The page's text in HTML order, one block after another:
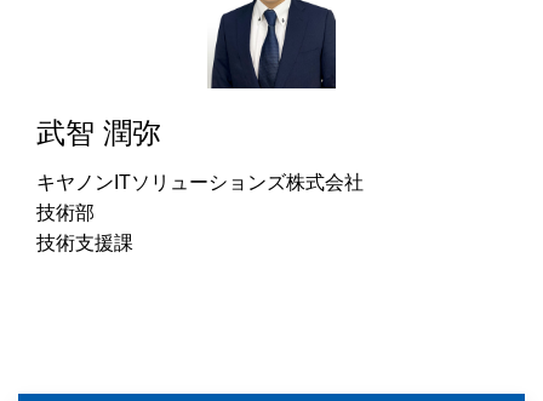
武智 潤弥
キヤノンITソリューションズ株式会社
技術部
技術支援課